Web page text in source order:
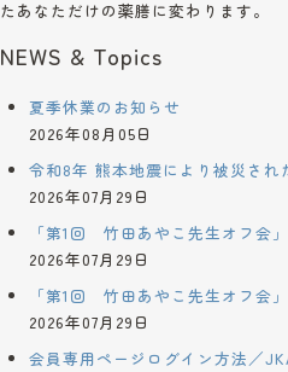
たあなただけの薬膳に変わります。
NEWS & Topics
夏季休業のお知らせ
2026年08月05日
令和8年 熊本地震により被災され
2026年07月29日
「第1回 竹田あやこ先生オフ会
2026年07月29日
「第1回 竹田あやこ先生オフ会
2026年07月29日
会員専用ページログイン方法／